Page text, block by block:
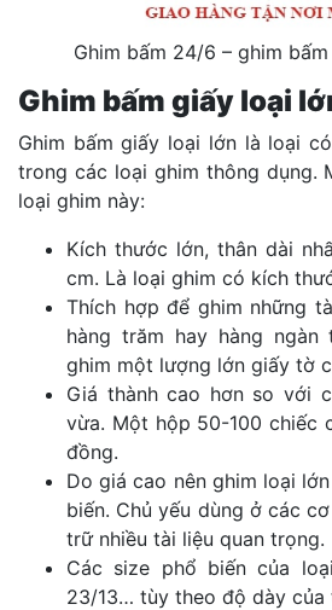
Ghim bấm 24/6 – ghim
Ghim bấm giấy loại
Ghim bấm giấy loại lớn là loại
trong các loại ghim thông dụng.
loại ghim này:
Kích thước lớn, thân dài
cm. Là loại ghim có kích
Thích hợp để ghim những
hàng trăm hay hàng ngàn
ghim một lượng lớn giấy tờ
Giá thành cao hơn so với
vừa. Một hộp 50-100 chiếc
đồng.
Do giá cao nên ghim loại
biến. Chủ yếu dùng ở các
trữ nhiều tài liệu quan trọng.
Các size phổ biến của
23/13… tùy theo độ dày của